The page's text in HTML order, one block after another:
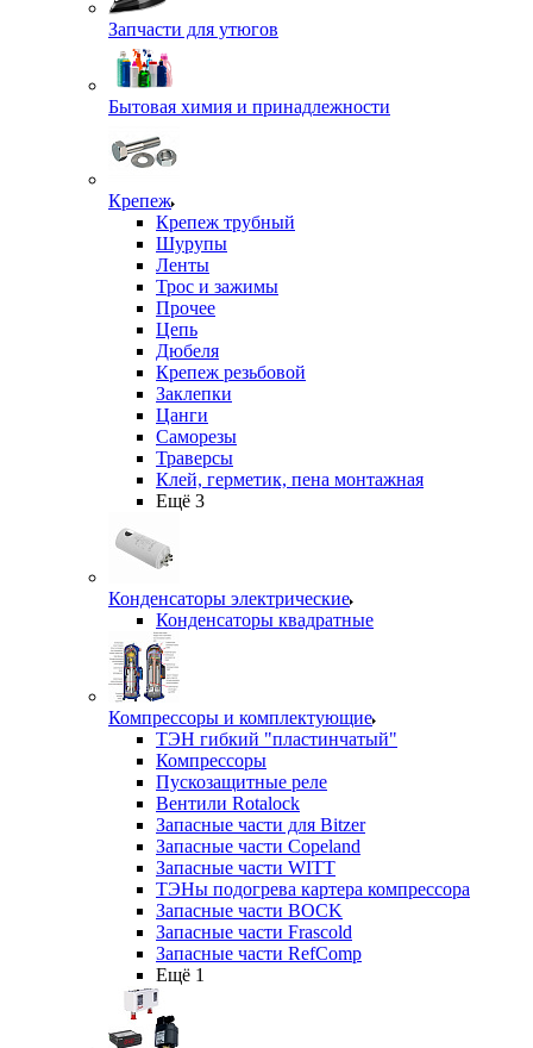
Запчасти для утюгов
Бытовая химия и принадлежности
Крепеж
Крепеж трубный
Шурупы
Ленты
Трос и зажимы
Прочее
Цепь
Дюбеля
Крепеж резьбовой
Заклепки
Цанги
Саморезы
Траверсы
Клей, герметик, пена монтажная
Ещё 3
Конденсаторы электрические
Конденсаторы квадратные
Компрессоры и комплектующие
ТЭН гибкий "пластинчатый"
Компрессоры
Пускозащитные реле
Вентили Rotalock
Запасные части для Bitzer
Запасные части Copeland
Запасные части WITT
ТЭНы подогрева картера компрессора
Запасные части BOCK
Запасные части Frascold
Запасные части RefComp
Ещё 1